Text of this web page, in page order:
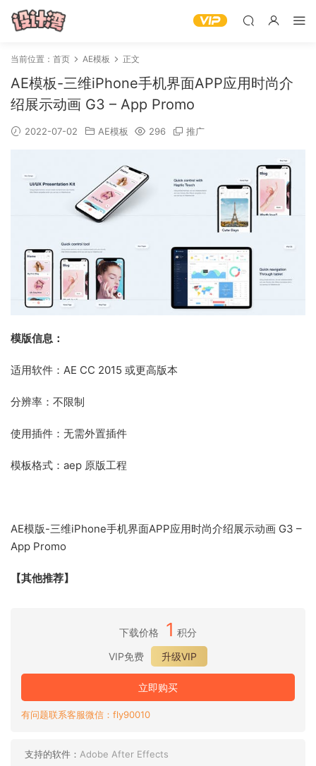
当前位置： 首页 AE模板 正文
AE模板-三维iPhone手机界面APP应用时尚介
绍展示动画 G3 – App Promo
2022-07-02 AE模板 296 推广
模版信息：
适用软件：AE CC 2015 或更高版本
分辨率：不限制
使用插件：无需外置插件
模板格式：aep 原版工程
AE模版-三维iPhone手机界面APP应用时尚介绍展示动画 G3 –
App Promo
【其他推荐】
下载价格 1 积分
VIP免费
升级VIP
立即购买
有问题联系客服微信：fly90010
支持的软件： Adobe After Effects